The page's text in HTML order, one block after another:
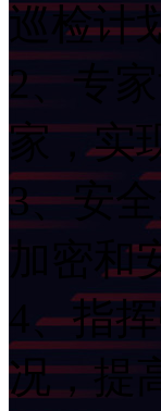
巡检计
2、
家
3、
加密和
4、
况，